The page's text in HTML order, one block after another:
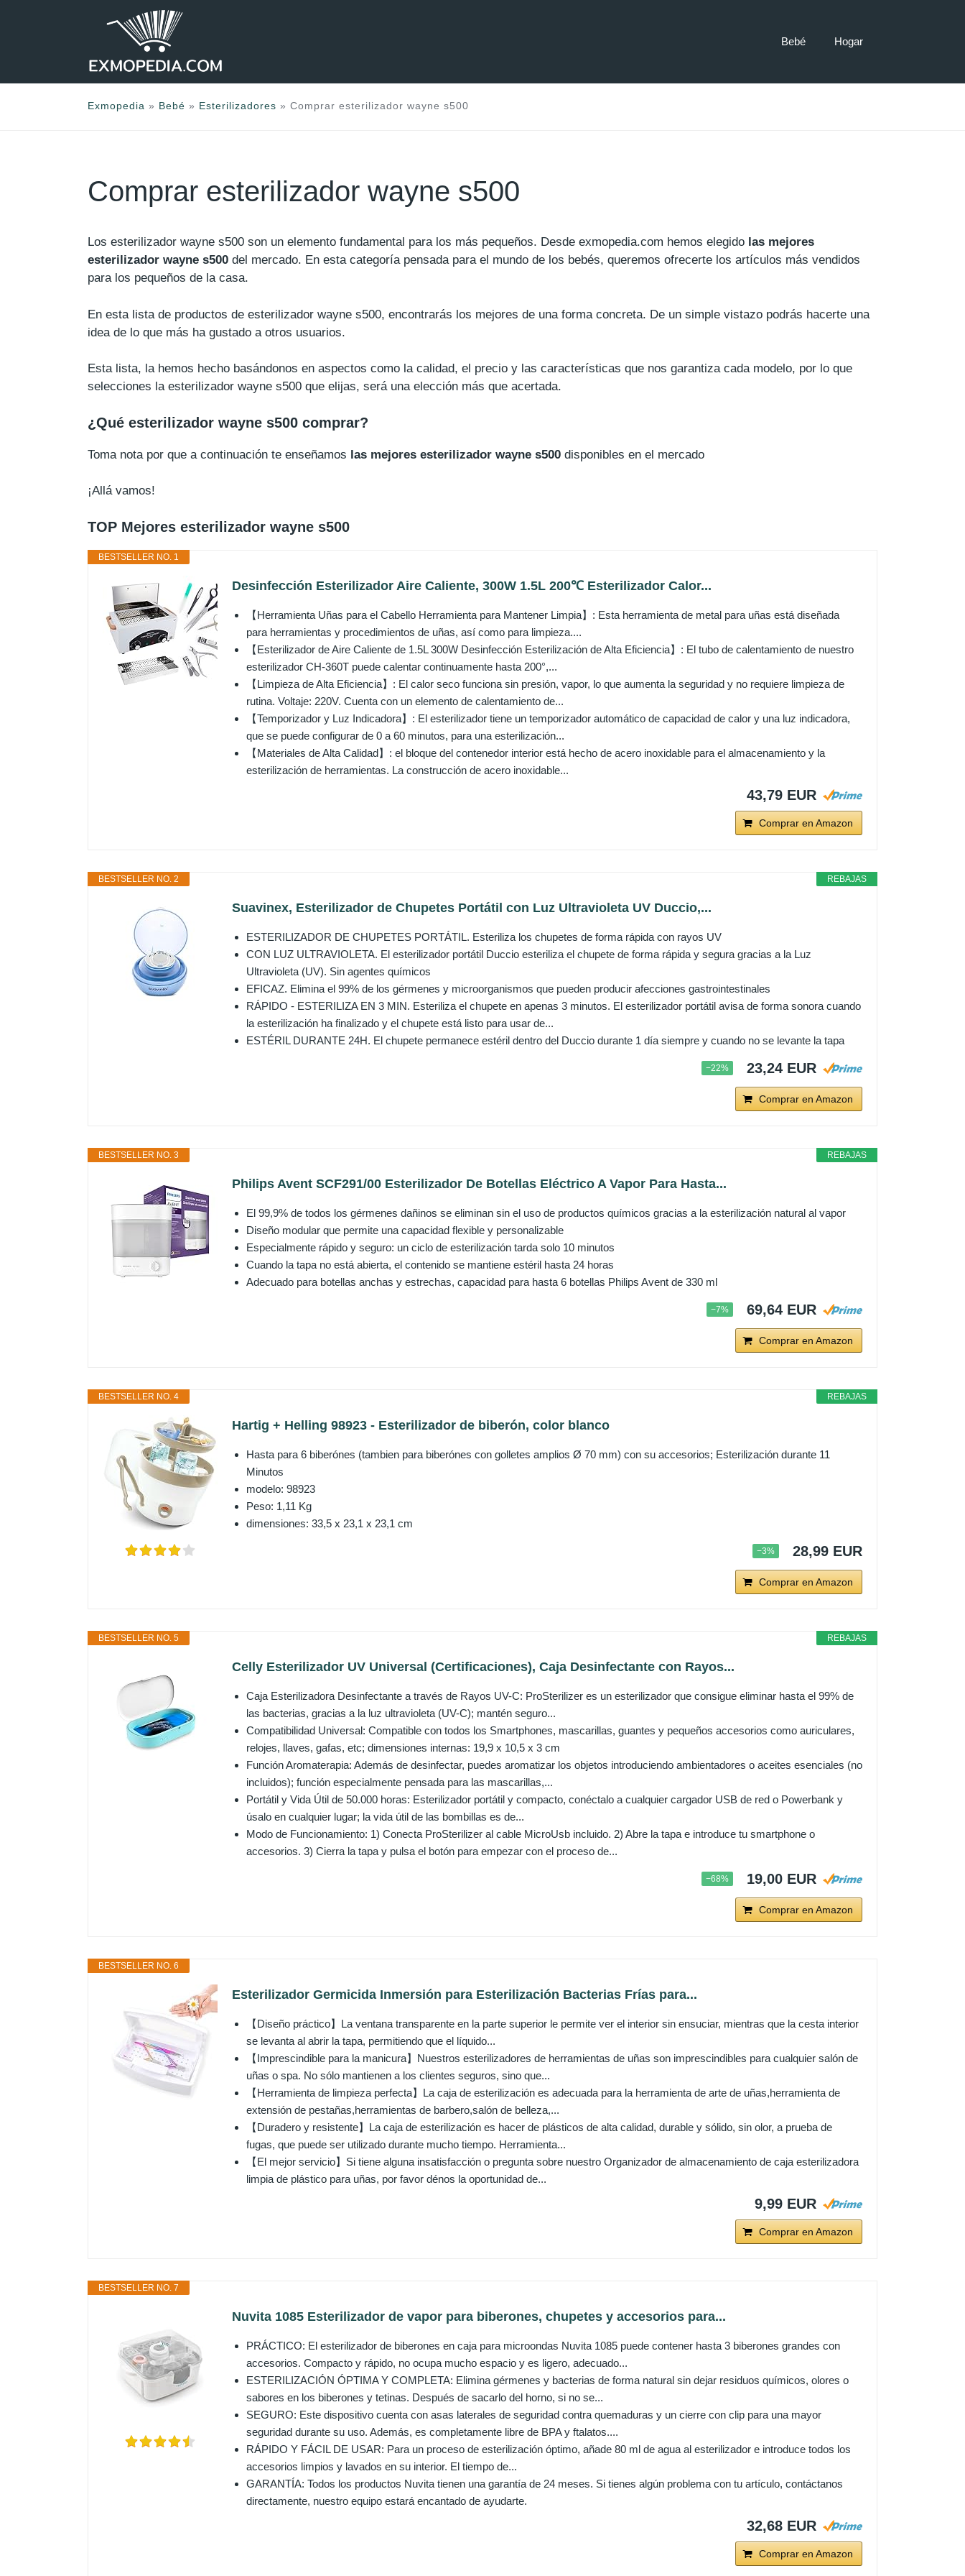
Bebé Hogar
Exmopedia » Bebé » Esterilizadores » Comprar esterilizador wayne s500
Comprar esterilizador wayne s500
Los esterilizador wayne s500 son un elemento fundamental para los más pequeños. Desde exmopedia.com hemos elegido las mejores
esterilizador wayne s500 del mercado. En esta categoría pensada para el mundo de los bebés, queremos ofrecerte los artículos más vendidos
para los pequeños de la casa.
En esta lista de productos de esterilizador wayne s500, encontrarás los mejores de una forma concreta. De un simple vistazo podrás hacerte una
idea de lo que más ha gustado a otros usuarios.
Esta lista, la hemos hecho basándonos en aspectos como la calidad, el precio y las características que nos garantiza cada modelo, por lo que
selecciones la esterilizador wayne s500 que elijas, será una elección más que acertada.
¿Qué esterilizador wayne s500 comprar?
Toma nota por que a continuación te enseñamos las mejores esterilizador wayne s500 disponibles en el mercado
¡Allá vamos!
TOP Mejores esterilizador wayne s500
BESTSELLER NO. 1
Desinfección Esterilizador Aire Caliente, 300W 1.5L 200℃ Esterilizador Calor...
【Herramienta Uñas para el Cabello Herramienta para Mantener Limpia】: Esta herramienta de metal para uñas está diseñada
para herramientas y procedimientos de uñas, así como para limpieza....
【Esterilizador de Aire Caliente de 1.5L 300W Desinfección Esterilización de Alta Eficiencia】: El tubo de calentamiento de nuestro
esterilizador CH-360T puede calentar continuamente hasta 200°,...
【Limpieza de Alta Eficiencia】: El calor seco funciona sin presión, vapor, lo que aumenta la seguridad y no requiere limpieza de
rutina. Voltaje: 220V. Cuenta con un elemento de calentamiento de...
【Temporizador y Luz Indicadora】: El esterilizador tiene un temporizador automático de capacidad de calor y una luz indicadora,
que se puede configurar de 0 a 60 minutos, para una esterilización...
【Materiales de Alta Calidad】: el bloque del contenedor interior está hecho de acero inoxidable para el almacenamiento y la
esterilización de herramientas. La construcción de acero inoxidable...
43,79 EUR
Comprar en Amazon
REBAJAS
BESTSELLER NO. 2
Suavinex, Esterilizador de Chupetes Portátil con Luz Ultravioleta UV Duccio,...
ESTERILIZADOR DE CHUPETES PORTÁTIL. Esteriliza los chupetes de forma rápida con rayos UV
CON LUZ ULTRAVIOLETA. El esterilizador portátil Duccio esteriliza el chupete de forma rápida y segura gracias a la Luz
Ultravioleta (UV). Sin agentes químicos
EFICAZ. Elimina el 99% de los gérmenes y microorganismos que pueden producir afecciones gastrointestinales
RÁPIDO - ESTERILIZA EN 3 MIN. Esteriliza el chupete en apenas 3 minutos. El esterilizador portátil avisa de forma sonora cuando
la esterilización ha finalizado y el chupete está listo para usar de...
ESTÉRIL DURANTE 24H. El chupete permanece estéril dentro del Duccio durante 1 día siempre y cuando no se levante la tapa
−22% 23,24 EUR
Comprar en Amazon
REBAJAS
BESTSELLER NO. 3
Philips Avent SCF291/00 Esterilizador De Botellas Eléctrico A Vapor Para Hasta...
El 99,9% de todos los gérmenes dañinos se eliminan sin el uso de productos químicos gracias a la esterilización natural al vapor
Diseño modular que permite una capacidad flexible y personalizable
Especialmente rápido y seguro: un ciclo de esterilización tarda solo 10 minutos
Cuando la tapa no está abierta, el contenido se mantiene estéril hasta 24 horas
Adecuado para botellas anchas y estrechas, capacidad para hasta 6 botellas Philips Avent de 330 ml
−7% 69,64 EUR
Comprar en Amazon
REBAJAS
BESTSELLER NO. 4
Hartig + Helling 98923 - Esterilizador de biberón, color blanco
Hasta para 6 biberónes (tambien para biberónes con golletes amplios Ø 70 mm) con su accesorios; Esterilización durante 11
Minutos
modelo: 98923
Peso: 1,11 Kg
dimensiones: 33,5 x 23,1 x 23,1 cm
−3% 28,99 EUR
Comprar en Amazon
REBAJAS
BESTSELLER NO. 5
Celly Esterilizador UV Universal (Certificaciones), Caja Desinfectante con Rayos...
Caja Esterilizadora Desinfectante a través de Rayos UV-C: ProSterilizer es un esterilizador que consigue eliminar hasta el 99% de
las bacterias, gracias a la luz ultravioleta (UV-C); mantén seguro...
Compatibilidad Universal: Compatible con todos los Smartphones, mascarillas, guantes y pequeños accesorios como auriculares,
relojes, llaves, gafas, etc; dimensiones internas: 19,9 x 10,5 x 3 cm
Función Aromaterapia: Además de desinfectar, puedes aromatizar los objetos introduciendo ambientadores o aceites esenciales (no
incluidos); función especialmente pensada para las mascarillas,...
Portátil y Vida Útil de 50.000 horas: Esterilizador portátil y compacto, conéctalo a cualquier cargador USB de red o Powerbank y
úsalo en cualquier lugar; la vida útil de las bombillas es de...
Modo de Funcionamiento: 1) Conecta ProSterilizer al cable MicroUsb incluido. 2) Abre la tapa e introduce tu smartphone o
accesorios. 3) Cierra la tapa y pulsa el botón para empezar con el proceso de...
−68% 19,00 EUR
Comprar en Amazon
BESTSELLER NO. 6
Esterilizador Germicida Inmersión para Esterilización Bacterias Frías para...
【Diseño práctico】La ventana transparente en la parte superior le permite ver el interior sin ensuciar, mientras que la cesta interior
se levanta al abrir la tapa, permitiendo que el líquido...
【Imprescindible para la manicura】Nuestros esterilizadores de herramientas de uñas son imprescindibles para cualquier salón de
uñas o spa. No sólo mantienen a los clientes seguros, sino que...
【Herramienta de limpieza perfecta】La caja de esterilización es adecuada para la herramienta de arte de uñas,herramienta de
extensión de pestañas,herramientas de barbero,salón de belleza,...
【Duradero y resistente】La caja de esterilización es hacer de plásticos de alta calidad, durable y sólido, sin olor, a prueba de
fugas, que puede ser utilizado durante mucho tiempo. Herramienta...
【El mejor servicio】Si tiene alguna insatisfacción o pregunta sobre nuestro Organizador de almacenamiento de caja esterilizadora
limpia de plástico para uñas, por favor dénos la oportunidad de...
9,99 EUR
Comprar en Amazon
BESTSELLER NO. 7
Nuvita 1085 Esterilizador de vapor para biberones, chupetes y accesorios para...
PRÁCTICO: El esterilizador de biberones en caja para microondas Nuvita 1085 puede contener hasta 3 biberones grandes con
accesorios. Compacto y rápido, no ocupa mucho espacio y es ligero, adecuado...
ESTERILIZACIÓN ÓPTIMA Y COMPLETA: Elimina gérmenes y bacterias de forma natural sin dejar residuos químicos, olores o
sabores en los biberones y tetinas. Después de sacarlo del horno, si no se...
SEGURO: Este dispositivo cuenta con asas laterales de seguridad contra quemaduras y un cierre con clip para una mayor
seguridad durante su uso. Además, es completamente libre de BPA y ftalatos....
RÁPIDO Y FÁCIL DE USAR: Para un proceso de esterilización óptimo, añade 80 ml de agua al esterilizador e introduce todos los
accesorios limpios y lavados en su interior. El tiempo de...
GARANTÍA: Todos los productos Nuvita tienen una garantía de 24 meses. Si tienes algún problema con tu artículo, contáctanos
directamente, nuestro equipo estará encantado de ayudarte.
32,68 EUR
Comprar en Amazon